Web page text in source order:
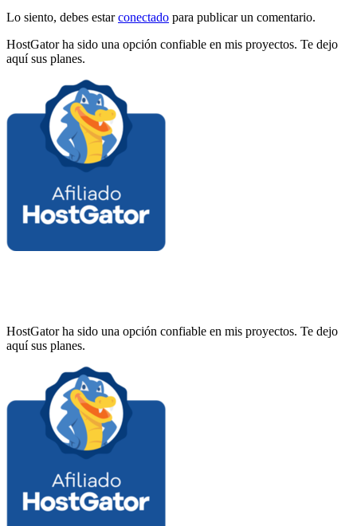
Lo siento, debes estarconectado para publicar un comentario.
HostGator ha sido una opción confiable en mis proyectos. Te dejo
aquí sus planes.
HostGator ha sido una opción confiable en mis proyectos. Te dejo
aquí sus planes.